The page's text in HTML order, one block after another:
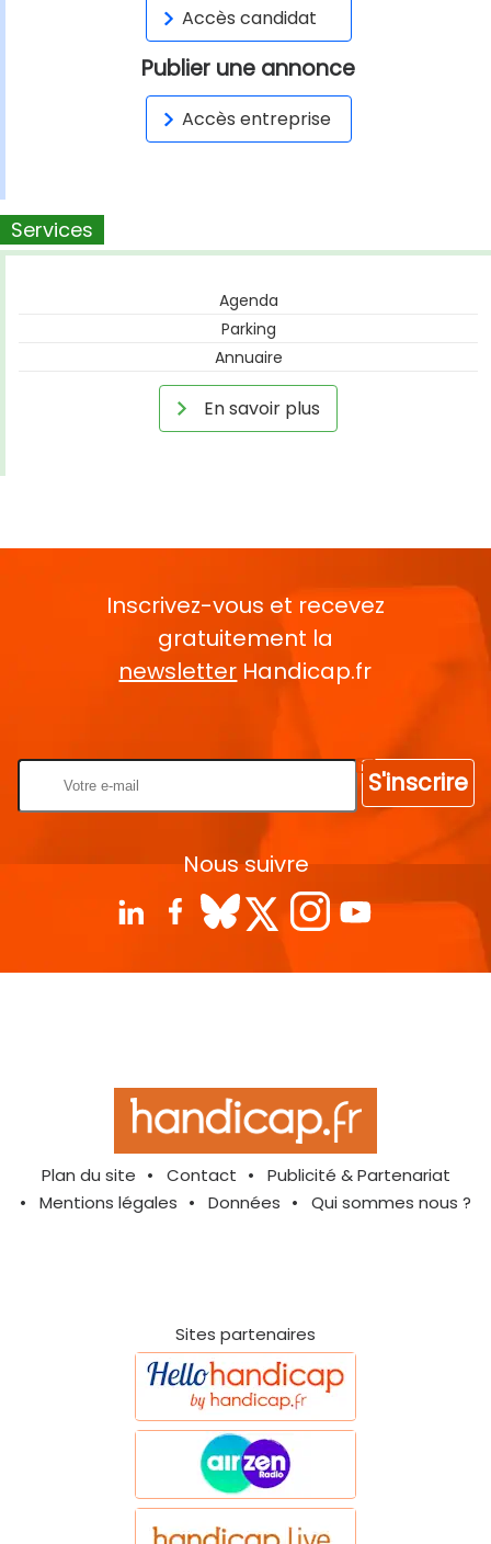
Accès candidat
Publier une annonce
Accès entreprise
Services
Agenda
Parking
Annuaire
En savoir plus
Inscrivez-vous et recevez
gratuitement la
newsletter Handicap.fr
S'inscrire
Nous suivre
Plan du site Contact
Publicité & Partenariat
Mentions légales
Données Qui sommes nous ?
Sites partenaires